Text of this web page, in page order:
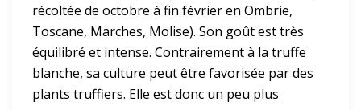
récoltée de octobre à fin février en Ombrie,
Toscane, Marches, Molise). Son goût est très
équilibré et intense. Contrairement à la truffe
blanche, sa culture peut être favorisée par des
plants truffiers. Elle est donc un peu plus